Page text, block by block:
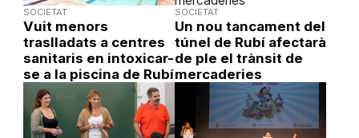
SOCIETAT
Vuit menors
traslladats a centres
sanitaris en intoxicar-
se a la piscina de Rubí
SOCIETAT
Un nou tancament del
túnel de Rubí afectarà
de ple el trànsit de
mercaderies